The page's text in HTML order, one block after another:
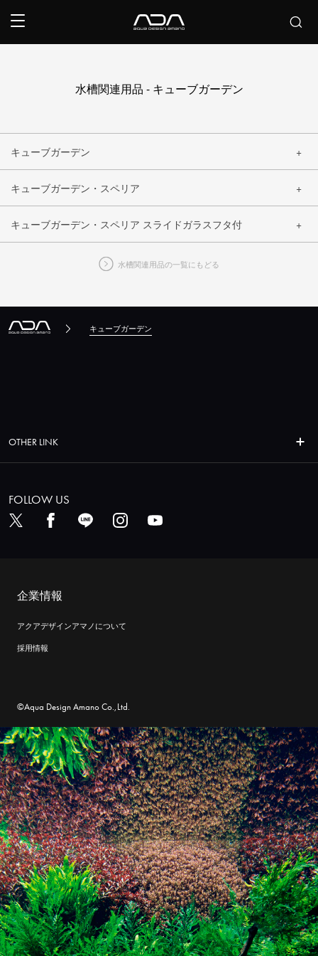
水槽関連用品 - キューブガーデン
キューブガーデン
閉じる
キューブガーデン・スペリア
閉じる
キューブガーデン・スペリア スライドガラスフタ付
水槽関連用品の一覧にもどる
キューブガーデン
OTHER LINK
FOLLOW US
企業情報
アクアデザインアマノについて
採用情報
©Aqua Design Amano Co.,Ltd.